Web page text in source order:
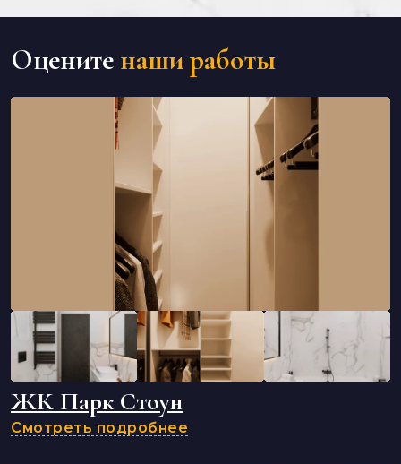
Оцените наши работы
ЖК Парк Стоун
Смотреть подробнее